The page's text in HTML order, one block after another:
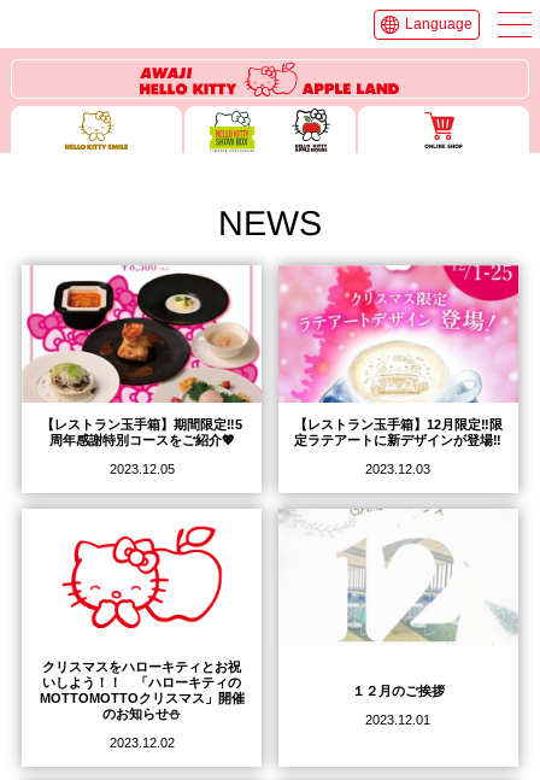
Language
NEWS
【レストラン玉手箱】期間限定‼️5
周年感謝特別コースをご紹介💖
2023.12.05
【レストラン玉手箱】12月限定‼️限
定ラテアートに新デザインが登場‼️
2023.12.03
クリスマスをハローキティとお祝
いしよう！！ 「ハローキティの
MOTTOMOTTOクリスマス」開催
のお知らせ⛄
2023.12.02
１２月のご挨拶
2023.12.01